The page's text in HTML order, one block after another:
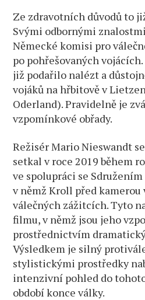
Ze zdravotních důvodů to
Svými odbornými
Německé komisi pro
po pohřešovaných
již podařilo nalézt a
vojáků na hřbitově v
Oderland). Pravidelně je
vzpomínkové obřady.
Režisér Mario Nieswandt
setkal v roce 2019 během
ve spolupráci se
v němž Kroll před kamerou
válečných zážitcích. Tyto
filmu, v němž jsou jeho
prostřednictvím
Výsledkem je silný
stylistickými prostředky
intenzivní pohled do
období konce války.